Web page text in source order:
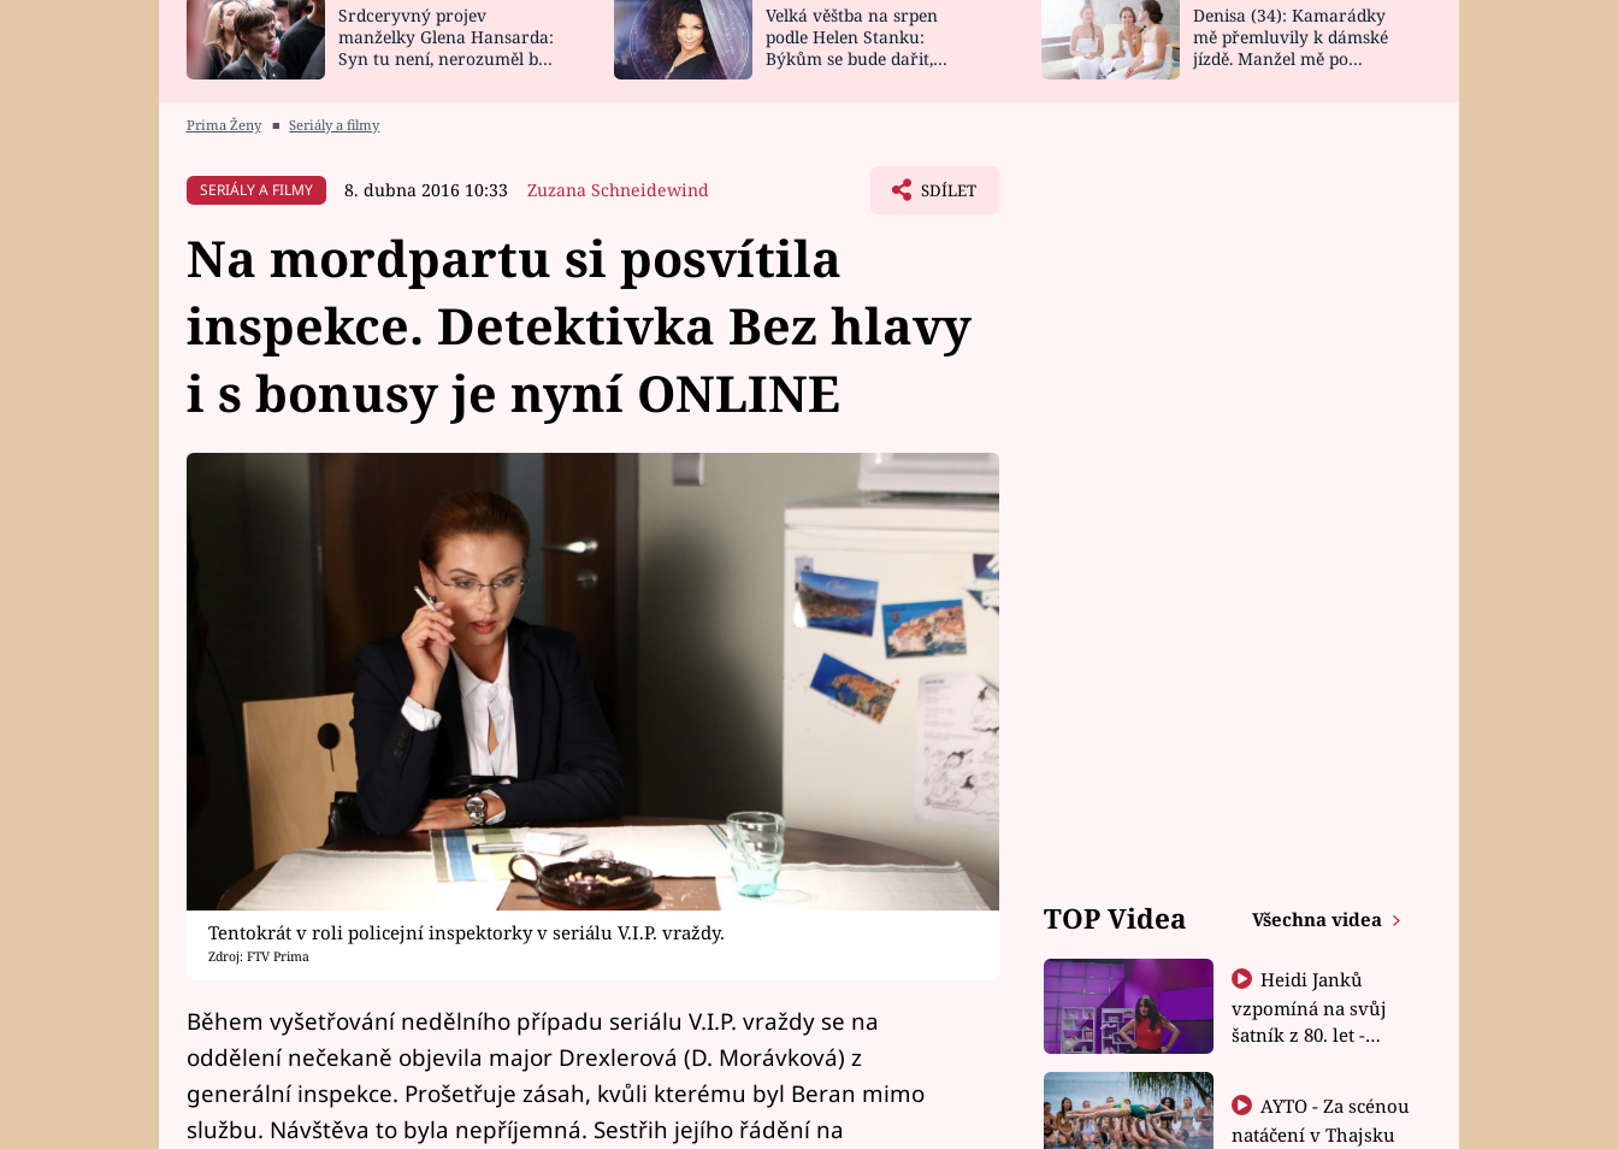
HOROSKOP NA
CELEBRITY
VAŘENÍ
NOVINKY
VIDEORECEPTY
DESIGN
Srdceryvný projev
manželky Glena Hansarda:
Syn tu není, nerozuměl by
Velká věštba na srpen
podle Helen Stanku:
Býkům se bude dařit,
Denisa (34): Kamarádky
mě přemluvily k dámské
jízdě. Manžel mě po
Prima Ženy ■ Seriály a filmy
SERIÁLY A FILMY 8. dubna 2016 10:33 Zuzana Schneidewind SDÍLET
Na mordpartu si posvítila
inspekce. Detektivka Bez hlavy
i s bonusy je nyní ONLINE
Tentokrát v roli policejní inspektorky v seriálu V.I.P. vraždy.
Zdroj: FTV Prima
Během vyšetřování nedělního případu seriálu V.I.P. vraždy se na
oddělení nečekaně objevila major Drexlerová (D. Morávková) z
generální inspekce. Prošetřuje zásah, kvůli kterému byl Beran mimo
službu. Návštěva to byla nepříjemná. Sestřih jejího řádění na
TOP Videa Všechna videa
Heidi Janků
vzpomíná na svůj
šatník z 80. let -
natáčení v Thajsku